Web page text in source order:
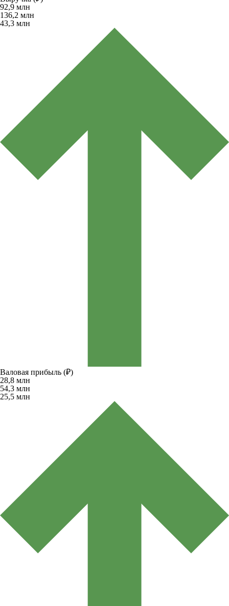
92,9 млн
136,2 млн
43,3 млн
Валовая прибыль (₽)
28,8 млн
54,3 млн
25,5 млн